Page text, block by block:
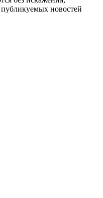
публикуемых новостей